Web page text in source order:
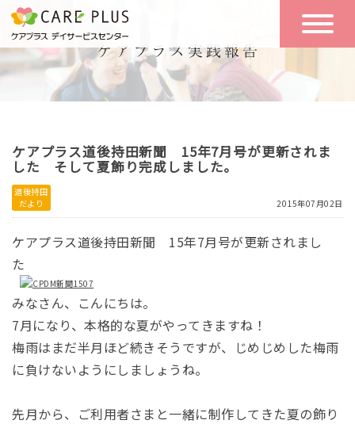
こんな方に
おすすめ
一日の流れ
一日体験
空き状況
お問い合わせ
体験希望
ケアプラス道後持田新聞 15年7月号が更新されま
した そして夏飾り完成しました。
道後持田
だより
2015年07月02日
ケアプラス道後持田新聞 15年7月号が更新されまし
た
みなさん、こんにちは。
7月になり、本格的な夏がやってきますね！
梅雨はまだ半月ほど続きそうですが、じめじめした梅雨
に負けないようにしましょうね。
先月から、ご利用者さまと一緒に制作してきた夏の飾り